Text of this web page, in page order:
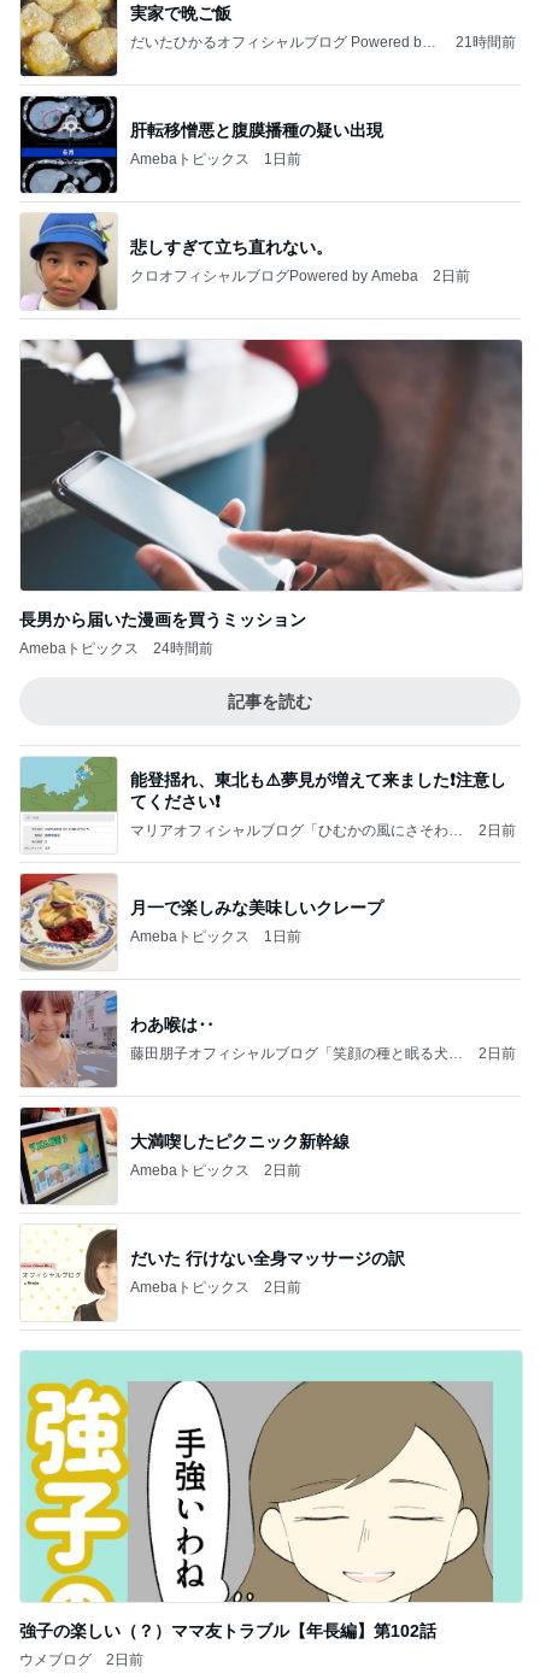
実家で晩ご飯
だいたひかるオフィシャルブログ Powered by
21時間前
肝転移憎悪と腹膜播種の疑い出現
Amebaトピックス 1日前
悲しすぎて立ち直れない。
クロオフィシャルブログPowered by Ameba 2日前
長男から届いた漫画を買うミッション
Amebaトピックス 24時間前
記事を読む
能登揺れ、東北も⚠️夢見が増えて来ました❗️注意し
てください❗️
マリアオフィシャルブログ「ひむかの風にさそわれ
2日前
月一で楽しみな美味しいクレープ
Amebaトピックス 1日前
わあ喉は‥
藤田朋子オフィシャルブログ「笑顔の種と眠る犬」
2日前
大満喫したピクニック新幹線
Amebaトピックス 2日前
だいた 行けない全身マッサージの訳
Amebaトピックス 2日前
強子の楽しい（？）ママ友トラブル【年長編】第102話
ウメブログ 2日前